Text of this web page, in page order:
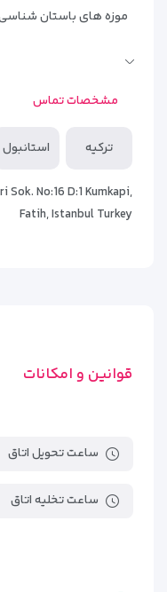
موزه های باستان
مشخصات تماس
ترکیه استانبول
Sok. No:16 D:1 Kumkapi,
Fatih, Istanbul Turkey
قوانین و امکانات
ساعت تحویل اتاق
ساعت تخلیه اتاق